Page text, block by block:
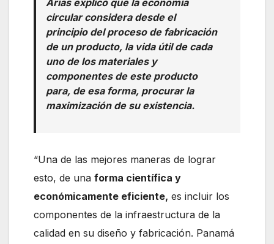
circular considera desde el
principio del proceso de fabricación
de un producto, la vida útil de cada
uno de los materiales y
componentes de este producto
para, de esa forma, procurar la
maximización de su existencia.
“Una de las mejores maneras de lograr
esto, de una forma científica y
económicamente eficiente, es incluir los
componentes de la infraestructura de la
calidad en su diseño y fabricación. Panamá